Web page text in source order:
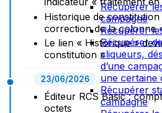
Récupérer
campagne
Récupérer
Récupérer
cliqueurs,
d’une
une certaine
Récupérer
campagne
Historique de constitution
correction de la colonne
Le lien « Historique »
constitution »
23/06/2026
Éditeur RCS Basic :
octets